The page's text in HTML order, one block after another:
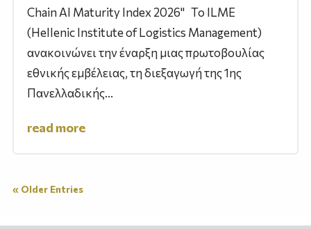
Chain AI Maturity Index 2026" Το ILME
(Hellenic Institute of Logistics Management)
ανακοινώνει την έναρξη μιας πρωτοβουλίας
εθνικής εμβέλειας, τη διεξαγωγή της 1ης
Πανελλαδικής...
read more
« Older Entries